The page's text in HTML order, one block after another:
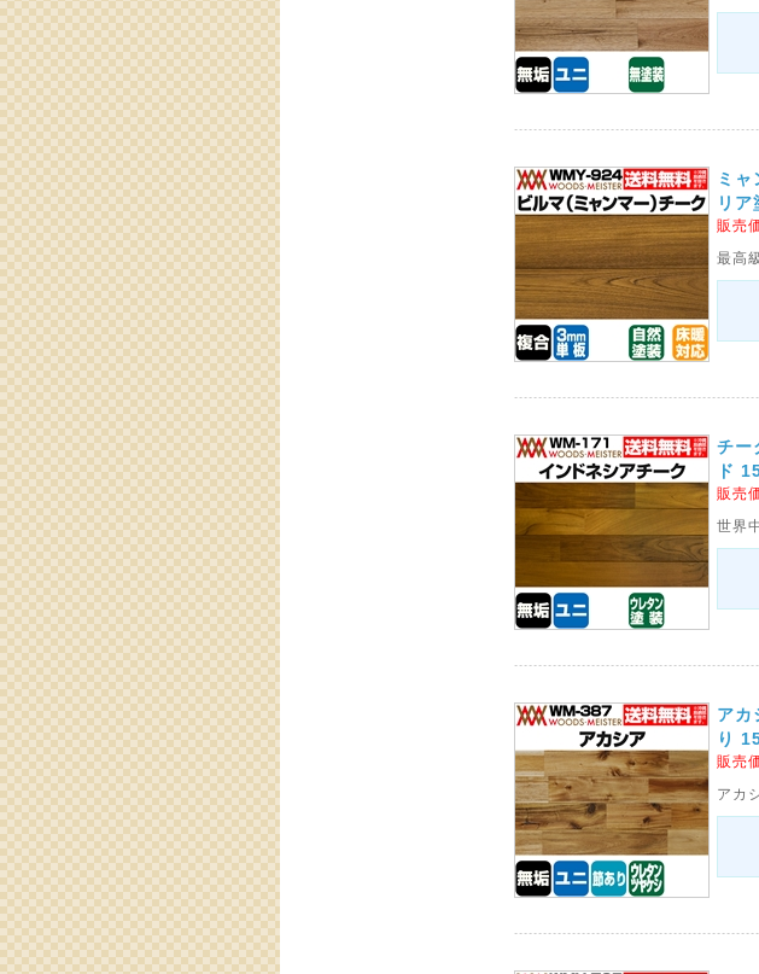
ミ
リ
販売
最高
チー
ド
販売
世界
アカ
り
販売
アカ